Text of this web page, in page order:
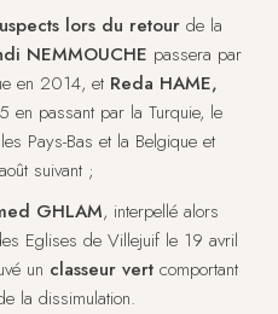
lors du retour de la
NEMMOUCHE passera par
en 2014, et Reda HAME,
en passant par la Turquie, le
Pays-Bas et la Belgique et
suivant ;
GHLAM, interpellé alors
Eglises de Villejuif le 19 avril
un classeur vert comportant
la dissimulation.